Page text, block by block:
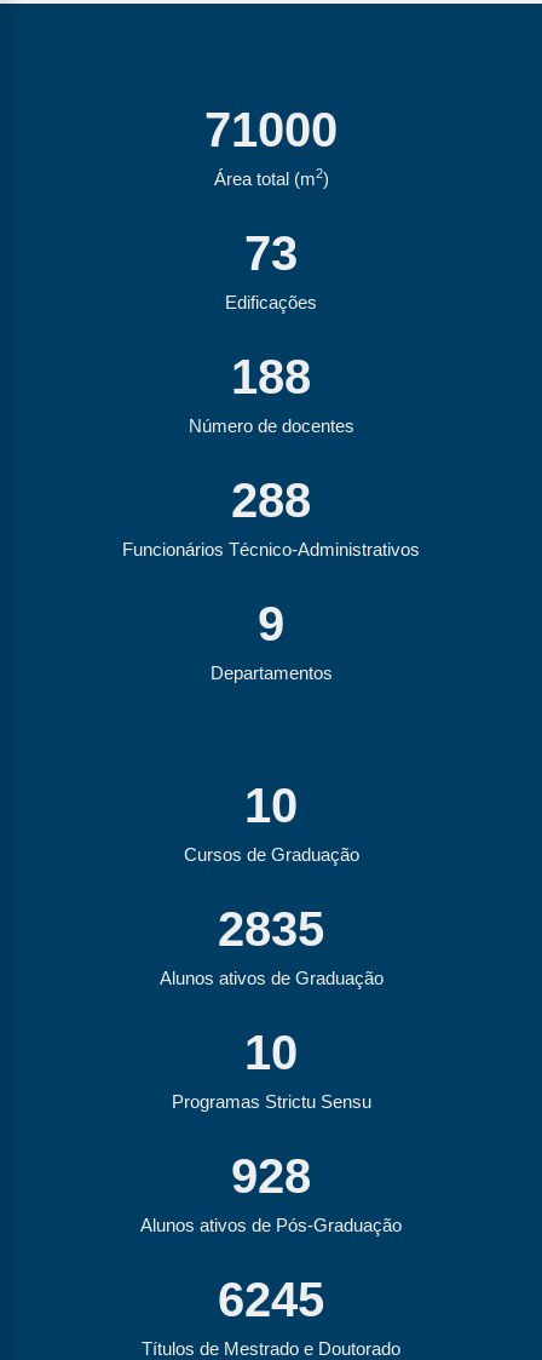
71000
Área total (m2)
73
Edificações
188
Número de docentes
288
Funcionários Técnico-Administrativos
9
Departamentos
10
Cursos de Graduação
2835
Alunos ativos de Graduação
10
Programas Strictu Sensu
928
Alunos ativos de Pós-Graduação
6245
Títulos de Mestrado e Doutorado